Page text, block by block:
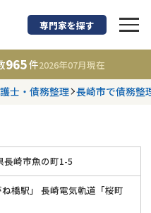
債務整理に強い弁
都道府県を選択
更新日 :2026年07月31日
相談内容で探す
専門家を探す
965件2026年07月現在
士・債務整理 長崎市で債務整
長崎市魚の町1-5
橋駅」 長崎電気軌道「桜町